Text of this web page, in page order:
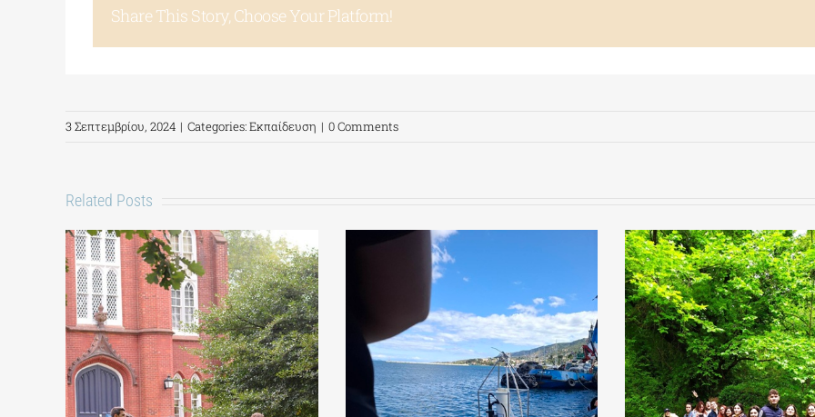
Share This Story, Choose Your Platform!
3 Σεπτεμβρίου, 2024 | Categories:Εκπαίδευση | 0 Comments
Related Posts